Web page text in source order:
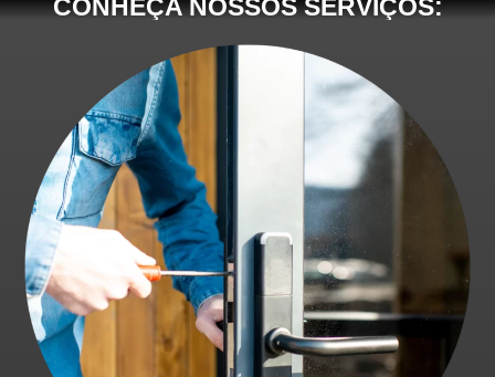
CONHEÇA NOSSOS SERVIÇOS: